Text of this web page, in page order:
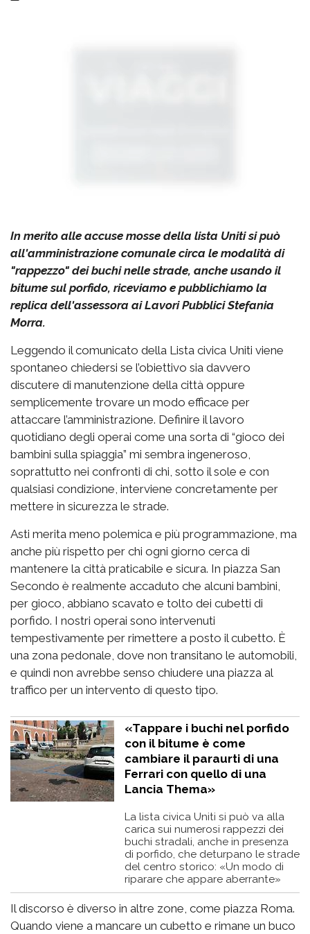
In merito alle accuse mosse della lista Uniti si può
all'amministrazione comunale circa le modalità di
"rappezzo" dei buchi nelle strade, anche usando il
bitume sul porfido, riceviamo e pubblichiamo la
replica dell'assessora ai Lavori Pubblici Stefania
Morra.
Leggendo il comunicato della Lista civica Uniti viene
spontaneo chiedersi se l’obiettivo sia davvero
discutere di manutenzione della città oppure
semplicemente trovare un modo efficace per
attaccare l’amministrazione. Definire il lavoro
quotidiano degli operai come una sorta di “gioco dei
bambini sulla spiaggia” mi sembra ingeneroso,
soprattutto nei confronti di chi, sotto il sole e con
qualsiasi condizione, interviene concretamente per
mettere in sicurezza le strade.
Asti merita meno polemica e più programmazione, ma
anche più rispetto per chi ogni giorno cerca di
mantenere la città praticabile e sicura. In piazza San
Secondo è realmente accaduto che alcuni bambini,
per gioco, abbiano scavato e tolto dei cubetti di
porfido. I nostri operai sono intervenuti
tempestivamente per rimettere a posto il cubetto. È
una zona pedonale, dove non transitano le automobili,
e quindi non avrebbe senso chiudere una piazza al
traffico per un intervento di questo tipo.
«Tappare i buchi nel porfido
con il bitume è come
cambiare il paraurti di una
Ferrari con quello di una
Lancia Thema»
La lista civica Uniti si può va alla
carica sui numerosi rappezzi dei
buchi stradali, anche in presenza
di porfido, che deturpano le strade
del centro storico: «Un modo di
riparare che appare aberrante»
Il discorso è diverso in altre zone, come piazza Roma.
Quando viene a mancare un cubetto e rimane un buco